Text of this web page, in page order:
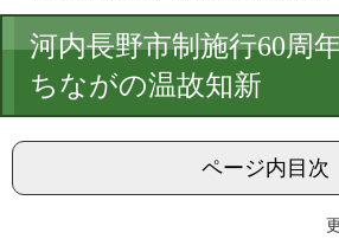
文
河内長野市制施行60
ちながの温故知新
ページ内目次